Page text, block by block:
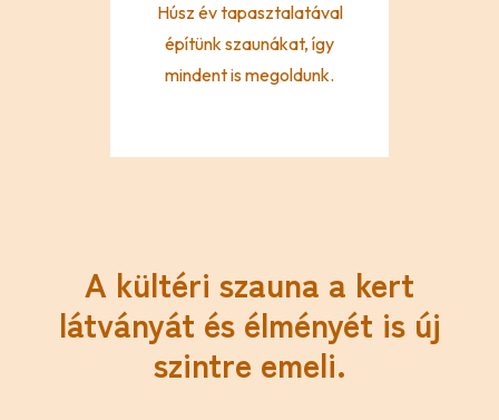
Húsz év tapasztalatával
építünk szaunákat, így
mindent is megoldunk.
A kültéri szauna a kert
látványát és élményét is új
szintre emeli.